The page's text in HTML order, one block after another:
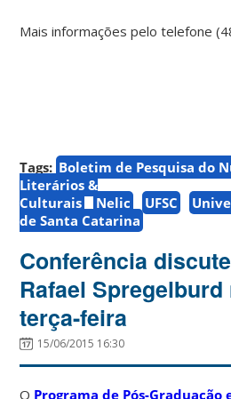
Mais informações pelo telefone
Tags: Boletim de Pesquisa do
Literários &
Culturais
Nelic UFSC
de Santa Catarina
Conferência
Rafael Spregelburd
terça-feira
15/06/2015 16:30
O Programa de Pós-